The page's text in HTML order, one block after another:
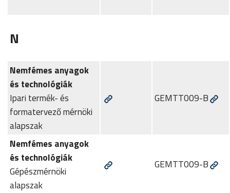
N
Nemfémes anyagok
és technológiák
Ipari termék- és
formatervező mérnöki
alapszak
GEMTT009-B
Nemfémes anyagok
és technológiák
Gépészmérnöki
alapszak
GEMTT009-B